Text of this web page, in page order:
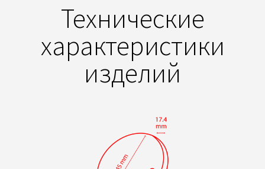
Технические
характеристики
изделий